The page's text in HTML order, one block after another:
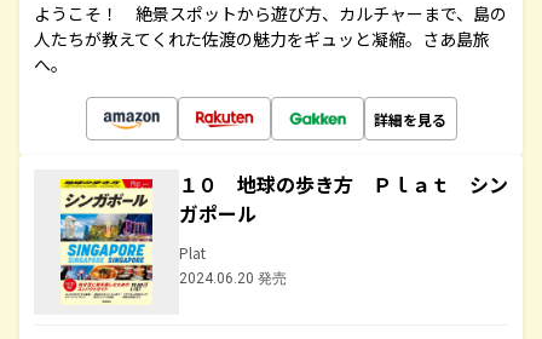
ようこそ！ 絶景スポットから遊び方、カルチャーまで、島の
人たちが教えてくれた佐渡の魅力をギュッと凝縮。さあ島旅
へ。
詳細を見る
１０ 地球の歩き方 Ｐｌａｔ シン
ガポール
Plat
2024.06.20 発売